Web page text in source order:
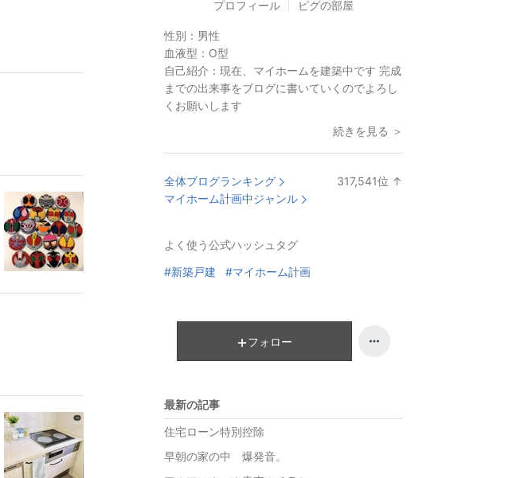
プロフィール ピグの部屋
性別： 男性
血液型： O型
自己紹介： 現在、マイホームを建築中です 完成
までの出来事をブログに書いていくのでよろし
くお願いします
続きを見る ＞
全体ブログランキング 317,541位 ↑
マイホーム計画中ジャンル
よく使う公式ハッシュタグ
#新築戸建 #マイホーム計画
フォロー
最新の記事
住宅ローン特別控除
早朝の家の中 爆発音。